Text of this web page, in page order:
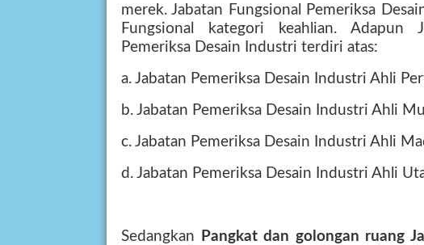
merek. Jabatan Fungsional Pemeriksa
Fungsional kategori keahlian. Adapun
Pemeriksa Desain Industri terdiri atas:
a. Jabatan Pemeriksa Desain Industri Ahli
b. Jabatan Pemeriksa Desain Industri Ahli
c. Jabatan Pemeriksa Desain Industri Ahli
d. Jabatan Pemeriksa Desain Industri Ahli
Sedangkan
Pangkat dan golongan ruang